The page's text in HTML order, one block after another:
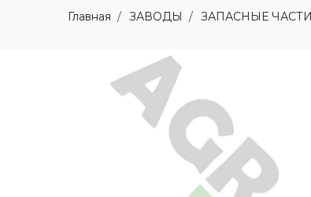
Главная ЗАВОДЫ ЗАПАСНЫЕ ЧАСТИ